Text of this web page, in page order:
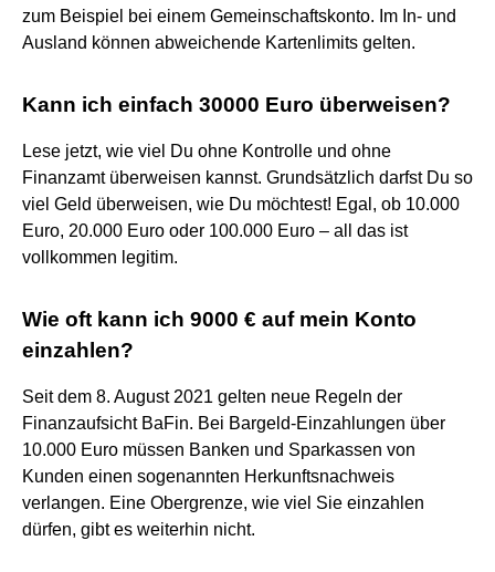
zum Beispiel bei einem Gemeinschaftskonto. Im In- und
Ausland können abweichende Kartenlimits gelten.
Kann ich einfach 30000 Euro überweisen?
Lese jetzt, wie viel Du ohne Kontrolle und ohne
Finanzamt überweisen kannst. Grundsätzlich darfst Du so
viel Geld überweisen, wie Du möchtest! Egal, ob 10.000
Euro, 20.000 Euro oder 100.000 Euro – all das ist
vollkommen legitim.
Wie oft kann ich 9000 € auf mein Konto
einzahlen?
Seit dem 8. August 2021 gelten neue Regeln der
Finanzaufsicht BaFin. Bei Bargeld-Einzahlungen über
10.000 Euro müssen Banken und Sparkassen von
Kunden einen sogenannten Herkunftsnachweis
verlangen. Eine Obergrenze, wie viel Sie einzahlen
dürfen, gibt es weiterhin nicht.